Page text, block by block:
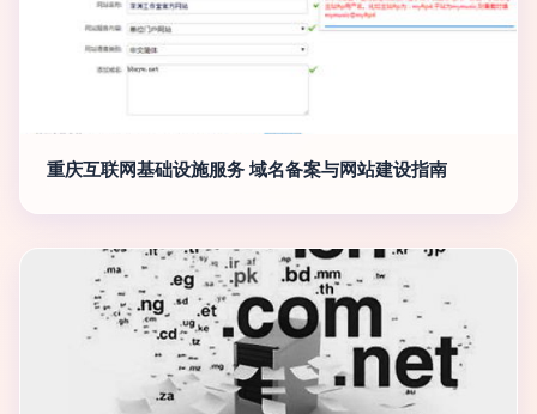
重庆互联网基础设施服务 域名备案与网站建设指南